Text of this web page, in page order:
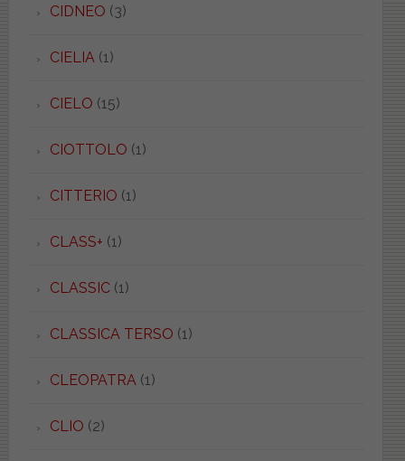
CIDNEO (3)
CIELIA(1)
CIELO (15)
CIOTTOLO (1)
CITTERIO (1)
CLASS+ (1)
CLASSIC(1)
CLASSICA TERSO (1)
CLEOPATRA(1)
CLIO (2)